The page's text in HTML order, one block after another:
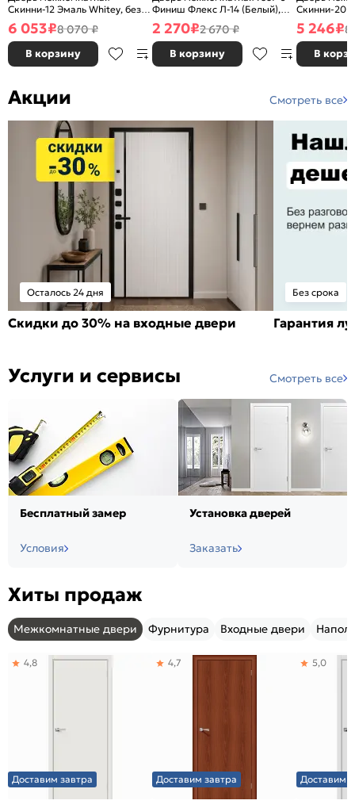
Скинни-12 Эмаль Whitey, без
декора, глухая, без стекла,
без кромки, скиновая
6 053₽8 070 ₽
В корзину
Финиш Флекс Л-14 (Белый),
глухая, каркасно-щитовая
2 270₽2 670 ₽
В корзину
Скинни-20
декора,
без кромки,
5 246₽8
В
Акции Смотреть все
Осталось 24 дня
Скидки до 30% на входные двери
Без срока
Гарантия
Услуги и сервисы Смотреть все
Бесплатный замер
Условия
Установка дверей
Заказать
Хиты продаж
Межкомнатные двери Фурнитура Входные двери
Доставим завтра
4,8
Доставим завтра
4,7
Доставим
5,0